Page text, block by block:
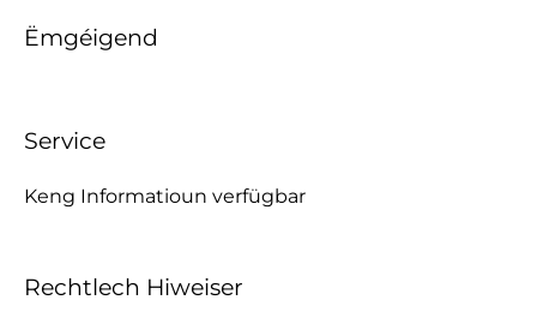
Ëmgéigend
Service
Keng Informatioun verfügbar
Rechtlech Hiweiser